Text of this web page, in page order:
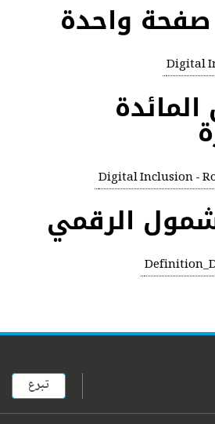
واحدة
Digital
Digital Inclusion -
الرقمي
تبرع